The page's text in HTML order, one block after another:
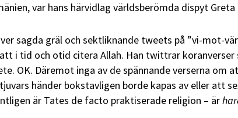
var hans härvidlag världsberömda dispyt Greta
sagda gräl och sektliknande tweets på ”vi-mot-
i tid och otid citera Allah. Han twittrar
OK. Däremot inga av de spännande verserna om
händer bokstavligen borde kapas av eller att
är Tates de facto praktiserade religion – är